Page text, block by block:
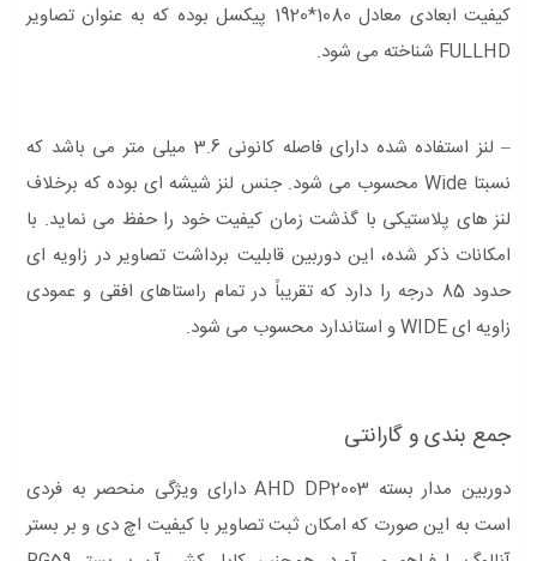
کیفیت ابعادی معادل 1080*1920 پیکسل بوده که به عنوان تصاویر
FULLHD شناخته می شود.
– لنز استفاده شده دارای فاصله کانونی 3.6 میلی متر می باشد که
نسبتا Wide محسوب می شود. جنس لنز شیشه ای بوده که برخلاف
لنز های پلاستیکی با گذشت زمان کیفیت خود را حفظ می نماید. با
امکانات ذکر شده، این دوربین قابلیت برداشت تصاویر در زاویه ای
حدود 85 درجه را دارد که تقریباً در تمام راستاهای افقی و عمودی
زاویه ای WIDE و استاندارد محسوب می شود.
جمع بندی و گارانتی
دوربین مدار بسته AHD DP2003 دارای ویژگی منحصر به فردی
است به این صورت که امکان ثبت تصاویر با کیفیت اچ دی و بر بستر